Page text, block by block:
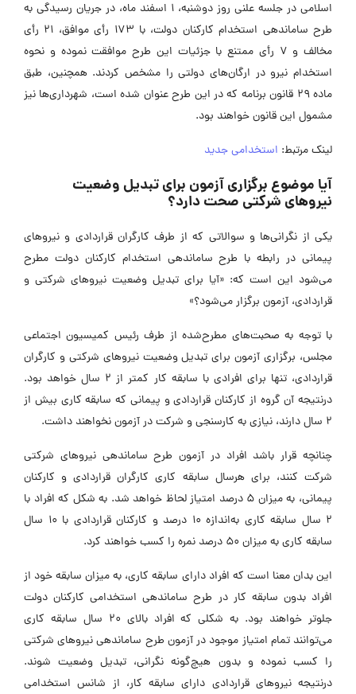
اسلامی در جلسه علنی روز دوشنبه، ۱ اسفند ماه، در جریان رسیدگی به
طرح ساماندهی استخدام کارکنان دولت، با ۱۷۳ رأی موافق، ۲۱ رأی
مخالف و ۷ رأی ممتنع با جزئیات این طرح موافقت نموده و نحوه
استخدام نیرو در ارگان‌های دولتی را مشخص کردند. همچنین، طبق
ماده ۲۹ قانون برنامه که در این طرح عنوان شده است، شهرداری‌ها نیز
مشمول این قانون خواهند بود.
لینک مرتبط: استخدامی جدید
آیا موضوع برگزاری آزمون برای تبدیل وضعیت
نیروهای شرکتی صحت دارد؟
یکی از نگرانی‌ها و سوالاتی که از طرف کارگران قراردادی و نیروهای
پیمانی در رابطه با طرح ساماندهی استخدام کارکنان دولت مطرح
می‌شود این است که: «آیا برای تبدیل وضعیت نیروهای شرکتی و
قراردادی، آزمون برگزار می‌شود؟»
با توجه به صحبت‌های مطرح‌شده از طرف رئیس کمیسیون اجتماعی
مجلس، برگزاری آزمون برای تبدیل وضعیت نیروهای شرکتی و کارگران
قراردادی، تنها برای افرادی با سابقه کار کمتر از 2 سال خواهد بود.
درنتیجه آن گروه از کارکنان قراردادی و پیمانی که سابقه کاری بیش از
2 سال دارند، نیازی به کارسنجی و شرکت در آزمون نخواهند داشت.
چنانچه قرار باشد افراد در آزمون طرح ساماندهی نیروهای شرکتی
شرکت کنند، برای هرسال سابقه کاری کارگران قراردادی و کارکنان
پیمانی، به میزان 5 درصد امتیاز لحاظ خواهد شد. به شکل که افراد با
2 سال سابقه کاری به‌اندازه 10 درصد و کارکنان قراردادی با 10 سال
سابقه کاری به میزان 50 درصد نمره را کسب خواهند کرد.
این بدان معنا است که افراد دارای سابقه کاری، به میزان سابقه خود از
افراد بدون سابقه کار در طرح ساماندهی استخدامی کارکنان دولت
جلوتر خواهند بود. به شکلی که افراد بالای 20 سال سابقه کاری
می‌توانند تمام امتیاز موجود در آزمون طرح ساماندهی نیروهای شرکتی
را کسب نموده و بدون هیچ‌گونه نگرانی، تبدیل وضعیت شوند.
درنتیجه نیروهای قراردادی دارای سابقه کار، از شانس استخدامی